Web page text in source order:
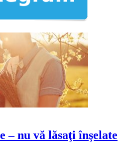
– nu vă lăsaţi înşelate